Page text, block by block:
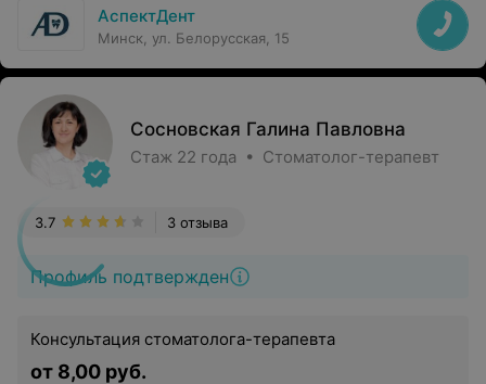
АспектДент
Минск, ул. Белорусская, 15
Сосновская Галина Павловна
Стаж 22 года • Стоматолог-терапевт
Профиль подтвержден
3 отзыва
3.7
Консультация стоматолога-терапевта
от 8,00 руб.